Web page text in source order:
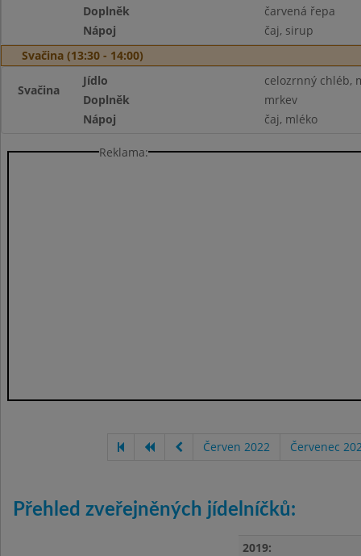
Doplněk
čarvená řepa
Nápoj
čaj, sirup
Svačina (13:30 - 14:00)
Svačina
Jídlo
celozrnný chléb,
Doplněk
mrkev
Nápoj
čaj, mléko
Reklama:
Červen 2022 Červenec
Přehled zveřejněných jídelníčků:
2019: